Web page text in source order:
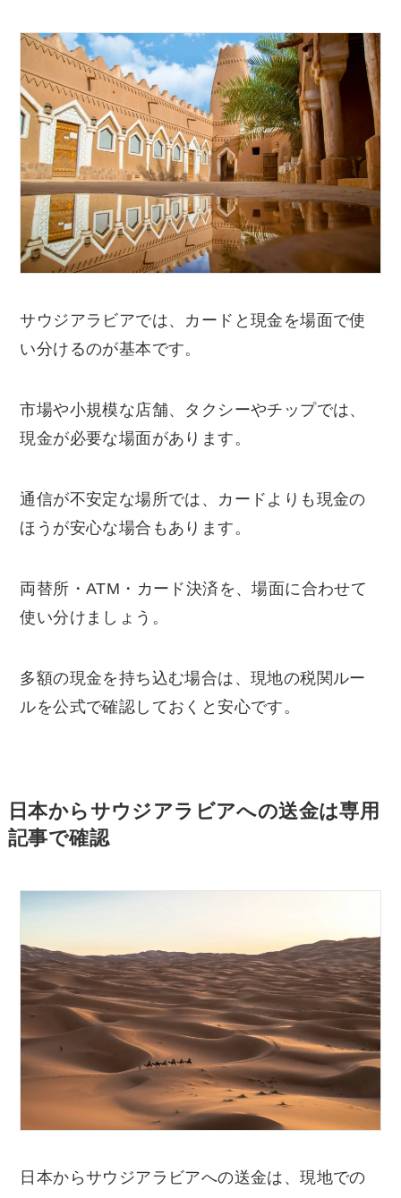
サウジアラビアでは、カードと現金を場面で使
い分けるのが基本です。
市場や小規模な店舗、タクシーやチップでは、
現金が必要な場面があります。
通信が不安定な場所では、カードよりも現金の
ほうが安心な場合もあります。
両替所・ATM・カード決済を、場面に合わせて
使い分けましょう。
多額の現金を持ち込む場合は、現地の税関ルー
ルを公式で確認しておくと安心です。
日本からサウジアラビアへの送金は専用
記事で確認
日本からサウジアラビアへの送金は、現地での